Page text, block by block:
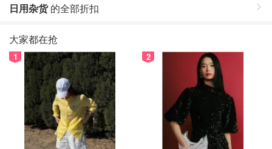
日用杂货的全部折扣
大家都在抢
1 2